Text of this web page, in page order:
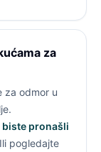
za
za odmor u
pronašli
Ili pogledajte